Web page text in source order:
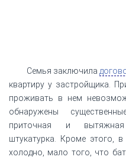
Семья заключила
квартиру у застройщика.
проживать в нем
обнаружены
приточная и вытяжная
штукатурка. Кроме этого,
холодно, мало того, что